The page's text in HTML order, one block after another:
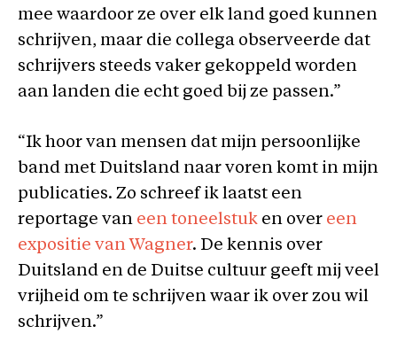
mee waardoor ze over elk land goed kunnen
schrijven, maar die collega observeerde dat
schrijvers steeds vaker gekoppeld worden
aan landen die echt goed bij ze passen.”
“Ik hoor van mensen dat mijn persoonlijke
band met Duitsland naar voren komt in mijn
publicaties. Zo schreef ik laatst een
reportage van een toneelstuk en over een
expositie van Wagner. De kennis over
Duitsland en de Duitse cultuur geeft mij veel
vrijheid om te schrijven waar ik over zou wil
schrijven.”